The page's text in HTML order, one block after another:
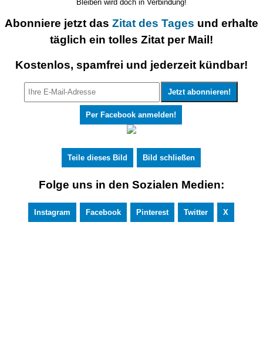
Bleiben wird doch in Verbindung!
Abonniere jetzt das Zitat des Tages und erhalte
täglich ein tolles Zitat per Mail!
Kostenlos, spamfrei und jederzeit kündbar!
Per Facebook anmelden!
Teile dieses Bild Bild schließen
Folge uns in den Sozialen Medien:
Instagram Facebook Pinterest Twitter X